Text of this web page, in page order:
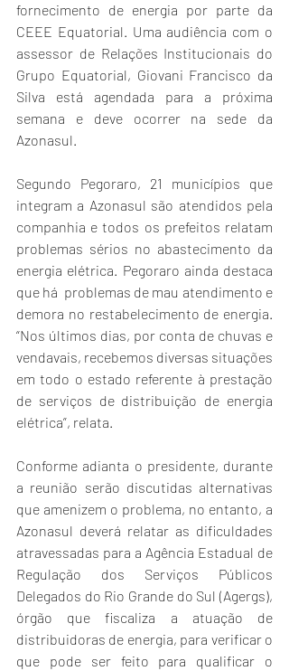
fornecimento de energia por parte da
CEEE Equatorial. Uma audiência com o
assessor de Relações Institucionais do
Grupo Equatorial, Giovani Francisco da
Silva está agendada para a próxima
semana e deve ocorrer na sede da
Azonasul.
Segundo Pegoraro, 21 municípios que
integram a Azonasul são atendidos pela
companhia e todos os prefeitos relatam
problemas sérios no abastecimento da
energia elétrica. Pegoraro ainda destaca
que há  problemas de mau atendimento e
demora no restabelecimento de energia.
“Nos últimos dias, por conta de chuvas e
vendavais, recebemos diversas situações
em todo o estado referente à prestação
de serviços de distribuição de energia
elétrica”, relata.
Conforme adianta o presidente, durante
a reunião serão discutidas alternativas
que amenizem o problema, no entanto, a
Azonasul deverá relatar as dificuldades
atravessadas para a Agência Estadual de
Regulação dos Serviços Públicos
Delegados do Rio Grande do Sul (Agergs),
órgão que fiscaliza a atuação de
distribuidoras de energia, para verificar o
que pode ser feito para qualificar o